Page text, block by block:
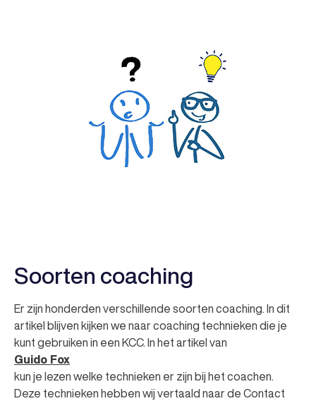
Soorten coaching
Er zijn honderden verschillende soorten coaching. In dit
artikel blijven kijken we naar coaching technieken die je
kunt gebruiken in een KCC. In het artikel van
Guido Fox
kun je lezen welke technieken er zijn bij het coachen.
Deze technieken hebben wij vertaald naar de Contact